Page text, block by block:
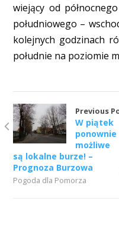
wiejący od
południowego –
kolejnych godzinach
południe na poziomie
Previous
W piątek
ponownie
możliwe
są lokalne burze! –
Prognoza Burzowa
Pogoda dla Pomorza